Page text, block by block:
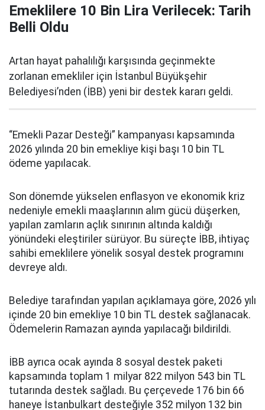
Emeklilere 10 Bin Lira Verilecek: Tarih
Belli Oldu
Artan hayat pahalılığı karşısında geçinmekte
zorlanan emekliler için İstanbul Büyükşehir
Belediyesi’nden (İBB) yeni bir destek kararı geldi.
“Emekli Pazar Desteği” kampanyası kapsamında
2026 yılında 20 bin emekliye kişi başı 10 bin TL
ödeme yapılacak.
Son dönemde yükselen enflasyon ve ekonomik kriz
nedeniyle emekli maaşlarının alım gücü düşerken,
yapılan zamların açlık sınırının altında kaldığı
yönündeki eleştiriler sürüyor. Bu süreçte İBB, ihtiyaç
sahibi emeklilere yönelik sosyal destek programını
devreye aldı.
Belediye tarafından yapılan açıklamaya göre, 2026 yılı
içinde 20 bin emekliye 10 bin TL destek sağlanacak.
Ödemelerin Ramazan ayında yapılacağı bildirildi.
İBB ayrıca ocak ayında 8 sosyal destek paketi
kapsamında toplam 1 milyar 822 milyon 543 bin TL
tutarında destek sağladı. Bu çerçevede 176 bin 66
haneye İstanbulkart desteğiyle 352 milyon 132 bin